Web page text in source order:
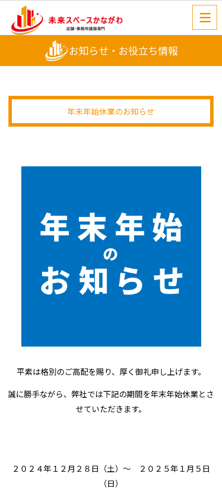
お知らせ・お役立ち情報
年末年始休業のお知らせ
平素は格別のご高配を賜り、厚く御礼申し上げます。
誠に勝手ながら、弊社では下記の期間を年末年始休業とさ
せていただきます。
２０２４年１２月２８日（土）～ ２０２５年１月５日
（日）